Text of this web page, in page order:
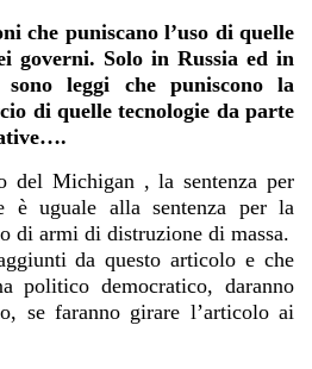
che puniscano l’uso di quelle
governi. Solo in Russia ed in
leggi che puniscono la
di quelle tecnologie da parte
del Michigan , la sentenza per
è uguale alla sentenza per la
di armi di distruzione di massa.
da questo articolo e che
politico democratico, daranno
se faranno girare l’articolo ai